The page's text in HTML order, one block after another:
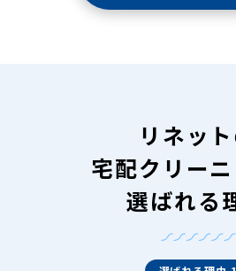
リネッ
宅配クリー
選ばれる